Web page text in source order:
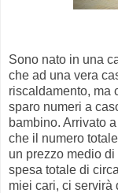
Sono nato in una
che ad una vera
riscaldamento, ma
sparo numeri a
bambino. Arrivato
che il numero
un prezzo medio
spesa totale di
miei cari, ci